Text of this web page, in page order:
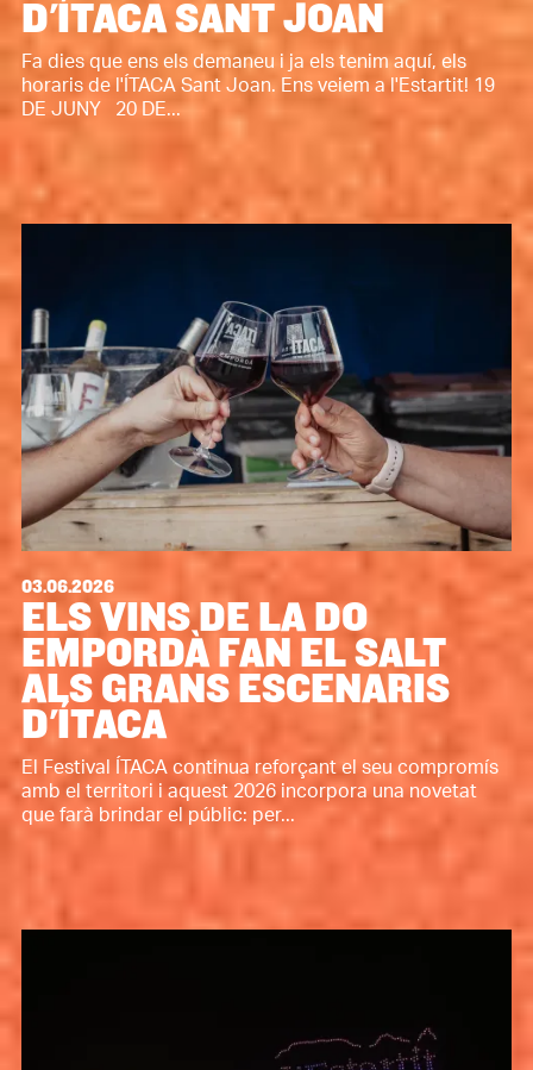
D'ÍTACA SANT JOAN
Fa dies que ens els demaneu i ja els tenim aquí, els
horaris de l'ÍTACA Sant Joan. Ens veiem a l'Estartit! 19
DE JUNY 20 DE...
03.06.2026
ELS VINS DE LA DO
EMPORDÀ FAN EL SALT
ALS GRANS ESCENARIS
D'ÍTACA
El Festival ÍTACA continua reforçant el seu compromís
amb el territori i aquest 2026 incorpora una novetat
que farà brindar el públic: per...